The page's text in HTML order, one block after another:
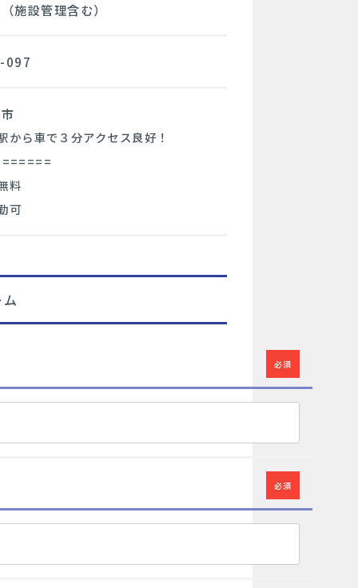
施設管理含む）
097
から車で３分アクセス良好！
料
可
必須
必須